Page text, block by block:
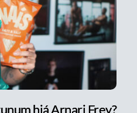
hjá Arnari Frey?